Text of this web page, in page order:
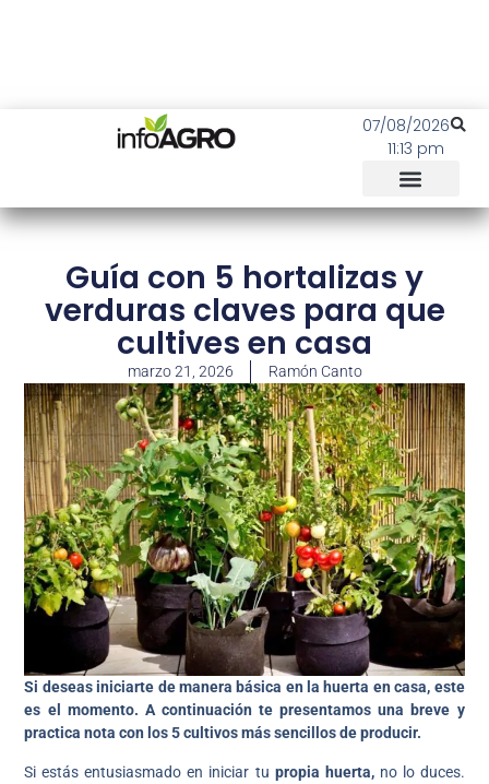
07/08/2026
11:13 pm
Guía con 5 hortalizas y
verduras claves para que
cultives en casa
marzo 21, 2026 Ramón Canto
Si deseas iniciarte de manera básica en la huerta en casa, este
es el momento. A continuación te presentamos una breve y
practica nota con los 5 cultivos más sencillos de producir.
Si estás entusiasmado en iniciar tu propia huerta,no lo duces.